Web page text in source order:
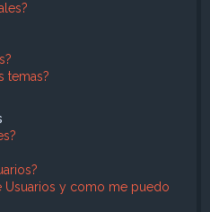
temas?
Usuarios y como me puedo